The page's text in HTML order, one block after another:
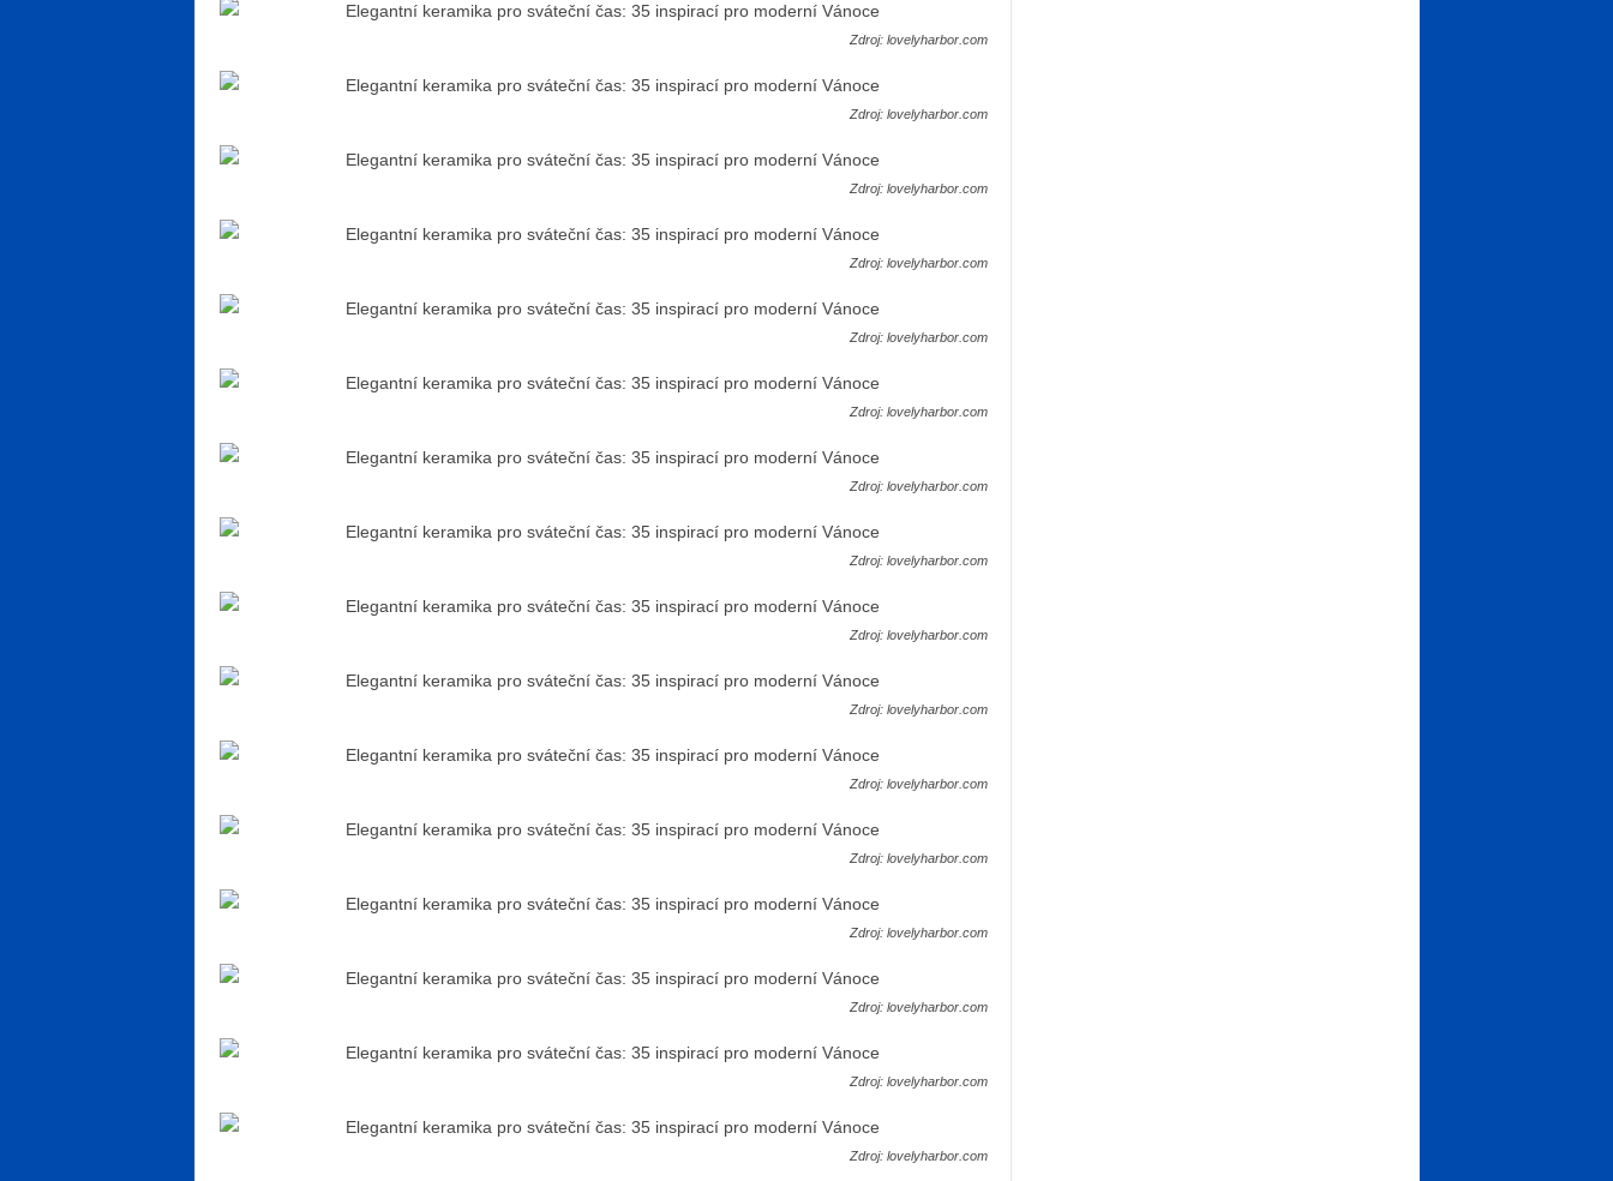
Zdroj: lovelyharbor.com
Zdroj: lovelyharbor.com
Zdroj: lovelyharbor.com
Zdroj: lovelyharbor.com
Zdroj: lovelyharbor.com
Zdroj: lovelyharbor.com
Zdroj: lovelyharbor.com
Zdroj: lovelyharbor.com
Zdroj: lovelyharbor.com
Zdroj: lovelyharbor.com
Zdroj: lovelyharbor.com
Zdroj: lovelyharbor.com
Zdroj: lovelyharbor.com
Zdroj: lovelyharbor.com
Zdroj: lovelyharbor.com
Zdroj: lovelyharbor.com